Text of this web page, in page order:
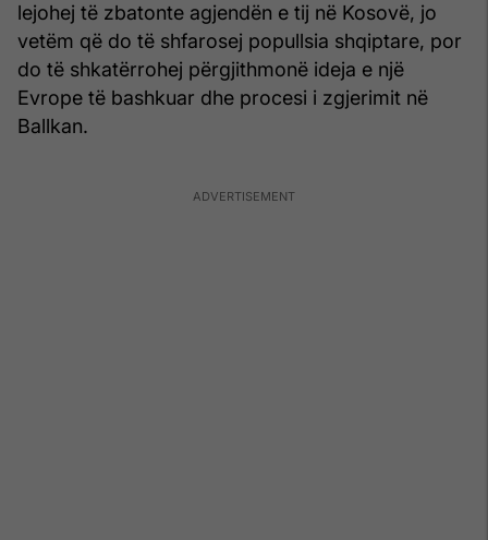
lejohej të zbatonte agjendën e tij në Kosovë, jo
vetëm që do të shfarosej popullsia shqiptare, por
do të shkatërrohej përgjithmonë ideja e një
Evrope të bashkuar dhe procesi i zgjerimit në
Ballkan.